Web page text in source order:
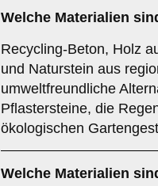
Welche Materialien
Recycling-Beton, Holz
und Naturstein aus
umweltfreundliche
Pflastersteine, die
ökologischen
Welche Materialien